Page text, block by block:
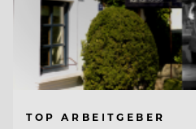
TOP ARBEITGEBER